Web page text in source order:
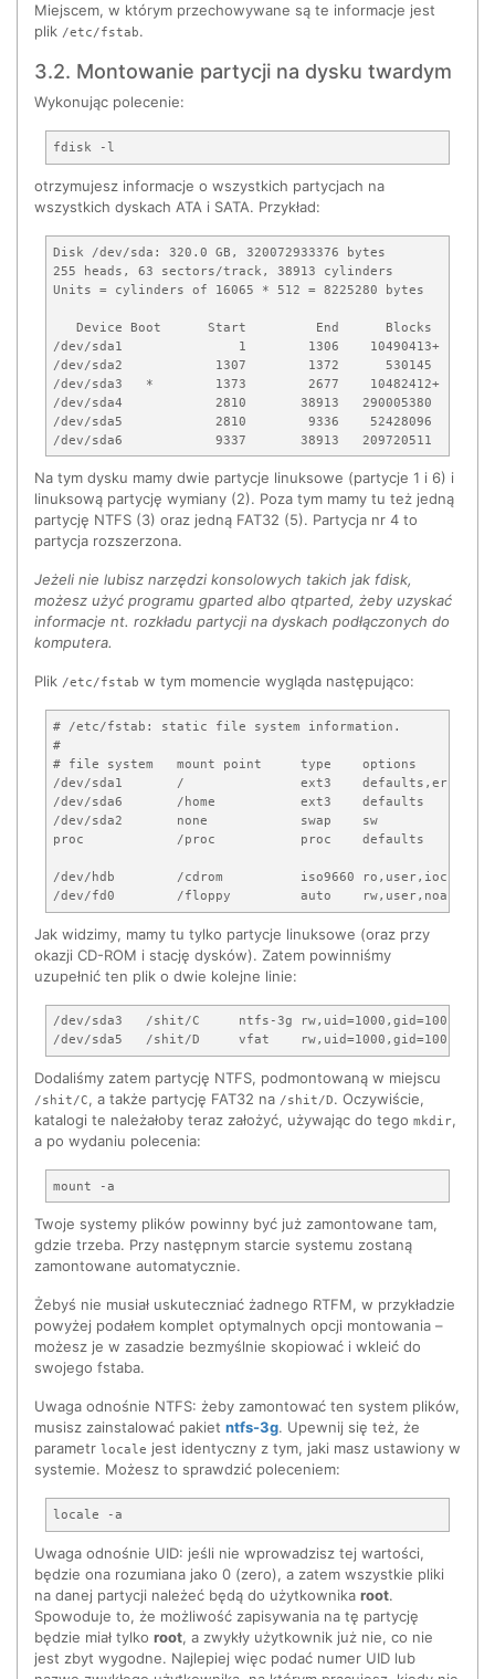
Miejscem, w którym przechowywane są te informacje jest
plik /etc/fstab.
3.2. Montowanie partycji na dysku twardym
Wykonując polecenie:
otrzymujesz informacje o wszystkich partycjach na
wszystkich dyskach ATA i SATA. Przykład:
Disk /dev/sda: 320.0 GB, 320072933376 bytes
255 heads, 63 sectors/track, 38913 cylinders
Units = cylinders of 16065 * 512 = 8225280 bytes
Device Boot      Start         End      Blocks   Id
/dev/sda1               1        1306    10490413+  83
/dev/sda2            1307        1372      530145   82
/dev/sda3   *        1373        2677    10482412+   7
/dev/sda4            2810       38913   290005380    5
/dev/sda5            2810        9336    52428096    b
Na tym dysku mamy dwie partycje linuksowe (partycje 1 i 6) i
linuksową partycję wymiany (2). Poza tym mamy tu też jedną
partycję NTFS (3) oraz jedną FAT32 (5). Partycja nr 4 to
partycja rozszerzona.
Jeżeli nie lubisz narzędzi konsolowych takich jak fdisk,
możesz użyć programu gparted albo qtparted, żeby uzyskać
informacje nt. rozkładu partycji na dyskach podłączonych do
komputera.
Plik /etc/fstab w tym momencie wygląda następująco:
# /etc/fstab: static file system information.
#
# file system   mount point     type    options
/dev/sda1       /               ext3
/dev/sda6       /home           ext3    defaults
/dev/sda2       none            swap    sw
proc            /proc           proc    defaults
/dev/hdb        /cdrom          iso9660
Jak widzimy, mamy tu tylko partycje linuksowe (oraz przy
okazji CD-ROM i stację dysków). Zatem powinniśmy
uzupełnić ten plik o dwie kolejne linie:
/dev/sda3   /shit/C     ntfs-3g
Dodaliśmy zatem partycję NTFS, podmontowaną w miejscu
/shit/C, a także partycję FAT32 na /shit/D. Oczywiście,
katalogi te należałoby teraz założyć, używając do tego mkdir,
a po wydaniu polecenia:
Twoje systemy plików powinny być już zamontowane tam,
gdzie trzeba. Przy następnym starcie systemu zostaną
zamontowane automatycznie.
Żebyś nie musiał uskuteczniać żadnego RTFM, w przykładzie
powyżej podałem komplet optymalnych opcji montowania –
możesz je w zasadzie bezmyślnie skopiować i wkleić do
swojego fstaba.
Uwaga odnośnie NTFS: żeby zamontować ten system plików,
musisz zainstalować pakiet ntfs-3g. Upewnij się też, że
parametr locale jest identyczny z tym, jaki masz ustawiony w
systemie. Możesz to sprawdzić poleceniem:
Uwaga odnośnie UID: jeśli nie wprowadzisz tej wartości,
będzie ona rozumiana jako 0 (zero), a zatem wszystkie pliki
na danej partycji należeć będą do użytkownika root.
Spowoduje to, że możliwość zapisywania na tę partycję
będzie miał tylko root, a zwykły użytkownik już nie, co nie
jest zbyt wygodne. Najlepiej więc podać numer UID lub